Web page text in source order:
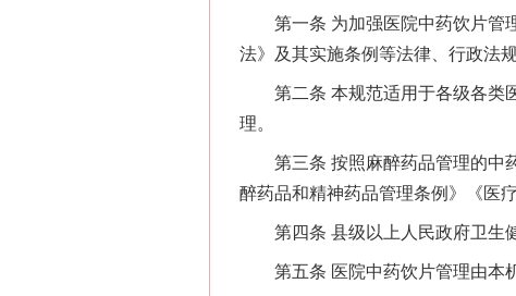
第一条 为加强医院中药饮片管理
法》及其实施条例等法律、行政法
第二条 本规范适用于各级各类医
理。
第三条 按照麻醉药品管理的中药
醉药品和精神药品管理条例》《医
第四条 县级以上人民政府卫生健
第五条 医院中药饮片管理由本机